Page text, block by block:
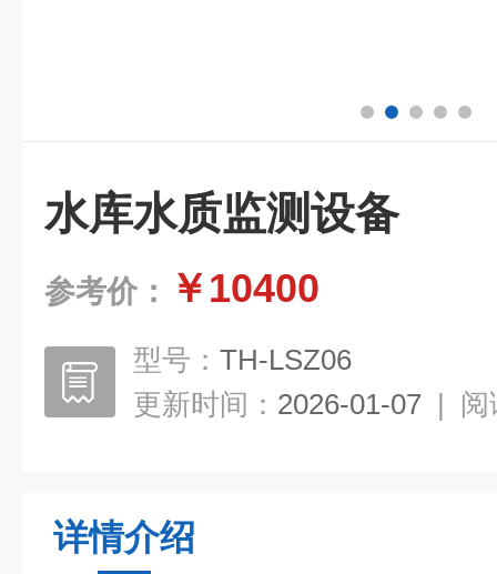
水库水质监测设备
参考价： ￥10400
型号： TH-LSZ06
更新时间： 2026-01-07 | 阅
详情介绍